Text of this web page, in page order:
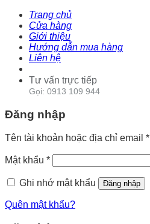
Trang chủ
Cửa hàng
Giới thiệu
Hướng dẫn mua hàng
Liên hệ
Tư vấn trực tiếp
Gọi: 0913 109 944
Đăng nhập
Tên tài khoản hoặc địa chỉ email *
Mật khẩu *
Ghi nhớ mật khẩu Đăng nhập
Quên mật khẩu?